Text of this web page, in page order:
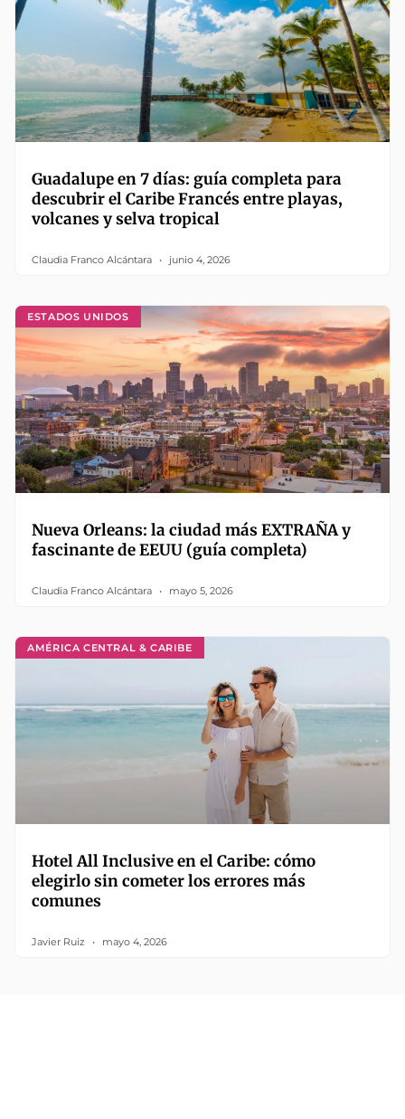
Guadalupe en 7 días: guía completa para
descubrir el Caribe Francés entre playas,
volcanes y selva tropical
Claudia Franco Alcántara junio 4, 2026
ESTADOS UNIDOS
Nueva Orleans: la ciudad más EXTRAÑA y
fascinante de EEUU (guía completa)
Claudia Franco Alcántara mayo 5, 2026
AMÉRICA CENTRAL & CARIBE
Hotel All Inclusive en el Caribe: cómo
elegirlo sin cometer los errores más
comunes
Javier Ruiz mayo 4, 2026